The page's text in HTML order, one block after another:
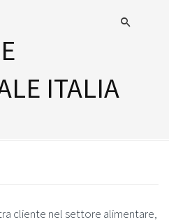
ITALIA
cliente nel settore alimentare,